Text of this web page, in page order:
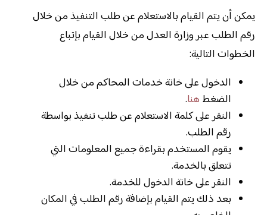
يمكن أن يتم القيام بالاستعلام عن طلب التنفيذ من خلال
رقم الطلب عبر وزارة العدل من خلال القيام بإتباع
الخطوات التالية:
الدخول على خانة خدمات المحاكم من خلال
الضغط هنا.
النقر على كلمة الاستعلام عن طلب تنفيذ بواسطة
رقم الطلب.
يقوم المستخدم بقراءة جميع المعلومات التي
تتعلق بالخدمة.
النقر على خانة الدخول للخدمة.
بعد ذلك يتم القيام بإضافة رقم الطلب في المكان